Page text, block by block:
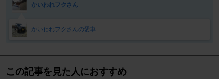
かいわれフクさん
かいわれフクさんの愛車
この記事を見た人におすすめ